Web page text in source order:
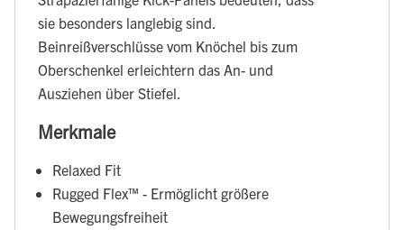
sie besonders langlebig sind.
Beinreißverschlüsse vom Knöchel bis zum
Oberschenkel erleichtern das An- und
Ausziehen über Stiefel.
Merkmale
Relaxed Fit
Rugged Flex™ - Ermöglicht größere
Bewegungsfreiheit